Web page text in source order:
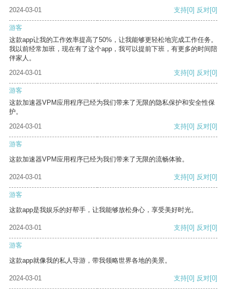
2024-03-01
支持[0] 反对[0]
游客
这款app让我的工作效率提高了50%，让我能够更轻松地完成工作任务。
我以前经常加班，现在有了这个app，我可以提前下班，有更多的时间陪
伴家人。
2024-03-01
支持[0] 反对[0]
游客
这款加速器VPM应用程序已经为我们带来了无限的隐私保护和安全性保
护。
2024-03-01
支持[0] 反对[0]
游客
这款加速器VPM应用程序已经为我们带来了无限的流畅体验。
2024-03-01 支持[0] 反对[0]
游客
这款app是我娱乐的好帮手，让我能够放松身心，享受美好时光。
2024-03-01 支持[0] 反对[0]
游客
这款app就像我的私人导游，带我领略世界各地的美景。
2024-03-01 支持[0] 反对[0]